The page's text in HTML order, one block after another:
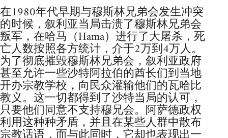
在1980年代早期与穆斯林兄弟会发生冲突
的时候，叙利亚当局击溃了穆斯林兄弟会
叛军，在哈马（Hama）进行了大屠杀，死
亡人数按照各方统计，介于2万到4万人。
为了彻底摧毁穆斯林兄弟会，叙利亚政府
甚至允许一些沙特阿拉伯的酋长们到当地
开办宗教学校，向民众灌输他们的瓦哈比
教义。这一切都得到了沙特当局的认可，
只要他们同意不支持穆兄会。阿萨德政权
利用这种种矛盾，并且在某些人群中散布